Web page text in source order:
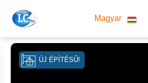
Magyar
ÚJ ÉPÍTÉSŰ!